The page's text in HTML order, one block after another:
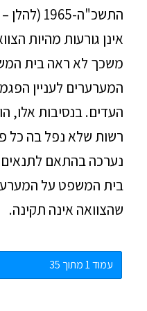
התשכ"ה-
אינן גורעות מהיות
משכך לא ראה בית
המערערים לעניין
העדים. בנסיבות אלו,
רשות שלא נפל בה כל
בית המשפט על
שהצוואה אינה תקינה.